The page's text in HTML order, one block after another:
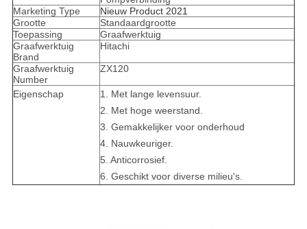
Marketing Type
Nieuw Product 2021
Grootte
Standaardgrootte
Toepassing
Graafwerktuig
Graafwerktuig
Brand
Hitachi
Graafwerktuig
Number
ZX120
Eigenschap 1. Met lange levensuur.
2. Met hoge weerstand.
3. Gemakkelijker voor onderhoud
4. Nauwkeuriger.
5. Anticorrosief.
6. Geschikt voor diverse milieu's.